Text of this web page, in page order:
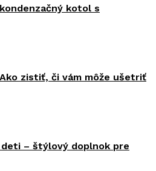
kotol s
zistiť, či vám môže ušetriť
– štýlový doplnok pre